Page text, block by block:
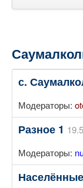
с.
Модераторы:
Разное 1
Модераторы: